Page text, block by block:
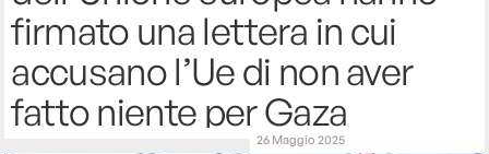
firmato una lettera in cui
accusano l’Ue di non aver
fatto niente per Gaza
26 Maggio 2025